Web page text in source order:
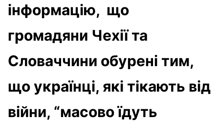
інформацію, що
громадяни Чехії та
Словаччини обурені тим,
що українці, які тікають від
війни, “масово їдуть